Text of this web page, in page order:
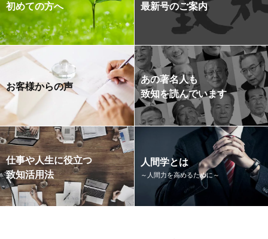
初めての方へ 最新号のご案内
お客様からの声
あの著名人も
致知を読んでいます
仕事や人生に役立つ
致知活用法
人間学とは
～人間力を高めるために～